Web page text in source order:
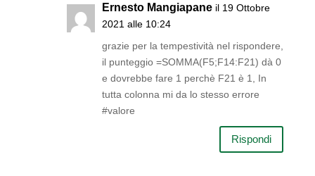
Ernesto Mangiapane il 19 Ottobre
2021 alle 10:24
grazie per la tempestività nel rispondere,
il punteggio =SOMMA(F5;F14:F21) dà 0
e dovrebbe fare 1 perchè F21 è 1, In
tutta colonna mi da lo stesso errore
#valore
Rispondi